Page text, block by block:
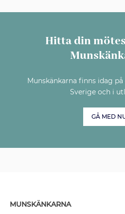
Hitta din
Munskänkarna finns idag
Sverige och i
GÅ MED
MUNSKÄNKARNA